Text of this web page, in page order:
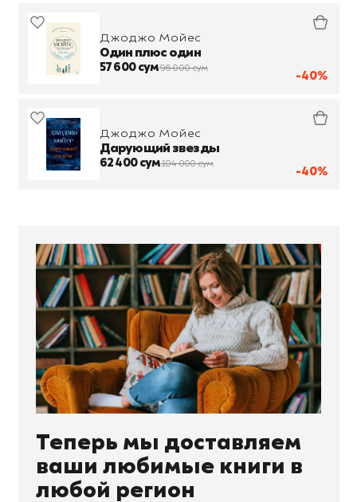
-40%
Джоджо Мойес
Один плюс один
57 600 сум96 000 сум
-40%
Джоджо Мойес
Дарующий звезды
62 400 сум104 000 сум
Теперь мы доставляем
ваши любимые книги в
любой регион